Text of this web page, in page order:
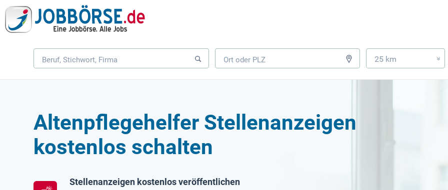
25 km »
Altenpflegehelfer Stellenanzeigen
kostenlos schalten
Stellenanzeigen kostenlos veröffentlichen